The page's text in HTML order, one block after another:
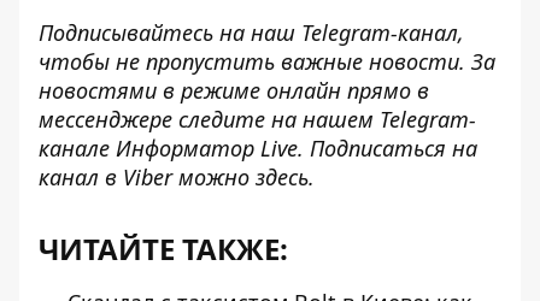
Подписывайтесь на наш Telegram-канал,
чтобы не пропустить важные новости. За
новостями в режиме онлайн прямо в
мессенджере следите на нашем Telegram-
канале Информатор Live. Подписаться на
канал в Viber можно здесь.
ЧИТАЙТЕ ТАКЖЕ: